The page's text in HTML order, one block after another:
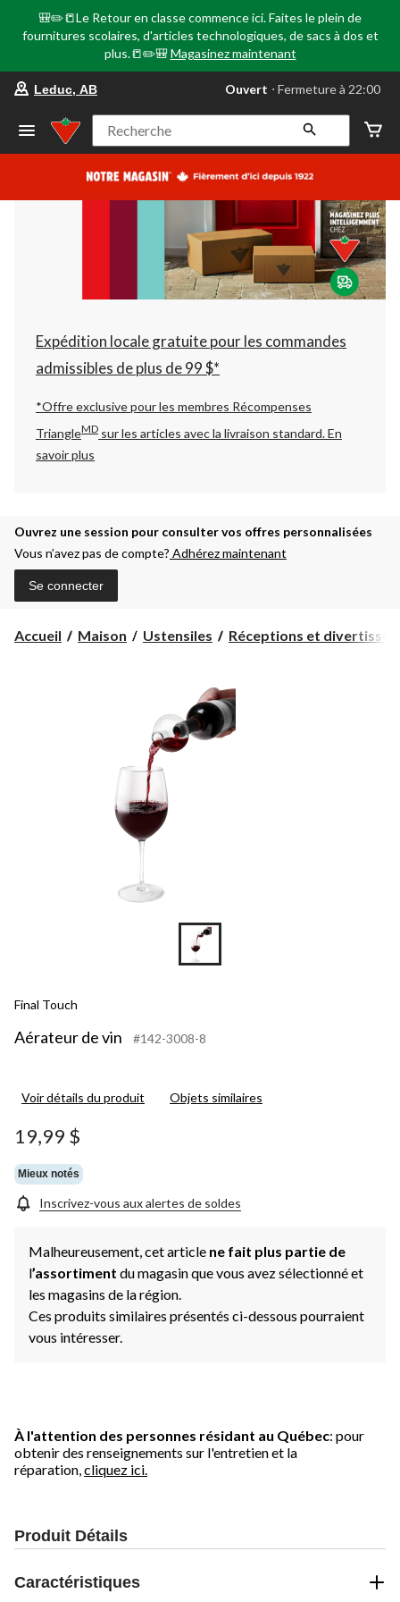
🎒✏️📒Le Retour en classe commence ici. Faites le plein de
fournitures scolaires, d'articles technologiques, de sacs à dos et
plus.📒✏️🎒 Magasinez maintenant
votre
préféré
Leduc,
AB,
courament
Fermeture
à
22:00
cliquer
pour
changer
Leduc, AB Ouvert ⋅ Fermeture à 22:00
Recherche
Expédition locale gratuite pour les commandes
admissibles de plus de 99 $*
*Offre exclusive pour les membres Récompenses
TriangleMD sur les articles avec la livraison standard.En
savoir plus
Ouvrez une session pour consulter vos offres personnalisées
Vous n’avez pas de compte? Adhérez maintenant
Se connecter
Accueil Maison Ustensiles Réceptions et
Final Touch
Aérateur de vin #142-3008-8
Voir détails du produit Objets similaires
19,99 $
Mieux notés
Inscrivez-vous aux alertes de soldes
Malheureusement, cet article ne fait plus partie de
l’assortiment du magasin que vous avez sélectionné et
les magasins de la région.
Ces produits similaires présentés ci-dessous pourraient
vous intéresser.
À l'attention des personnes résidant au Québec: pour
obtenir des renseignements sur l'entretien et la
réparation, cliquez ici.
Produit Détails
Caractéristiques